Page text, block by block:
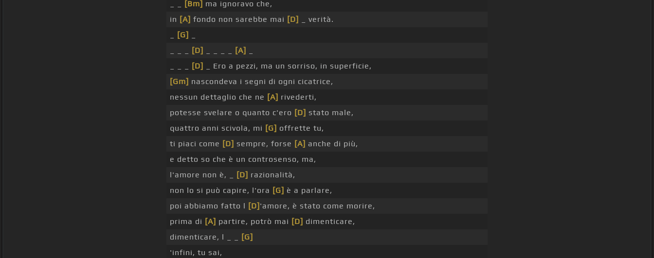
[Bm] ma ignoravo che,
in [A] fondo non sarebbe mai [D]
_ verità.
[G]
[D] [A]
[D]
_ Ero a pezzi, ma un sorriso, in superficie,
[Gm] nascondeva i segni di ogni cicatrice,
nessun dettaglio che ne [A] rivederti,
potesse svelare o quanto c'ero [D] stato male,
quattro anni scivola, mi [G] offrette tu,
ti piaci come [D] sempre, forse [A] anche di più,
e detto so che è un controsenso, ma,
l'amore non è, _
[D] razionalità,
non lo si può capire, l'ora [G] è a parlare,
poi abbiamo fatto l [D] 'amore, è stato come morire,
prima di [A] partire, potrò mai [D] dimenticare,
dimenticare, l _ _
[G]
'infini, tu sai,